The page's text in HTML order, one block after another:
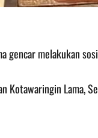
gencar melakukan
Kotawaringin Lama,